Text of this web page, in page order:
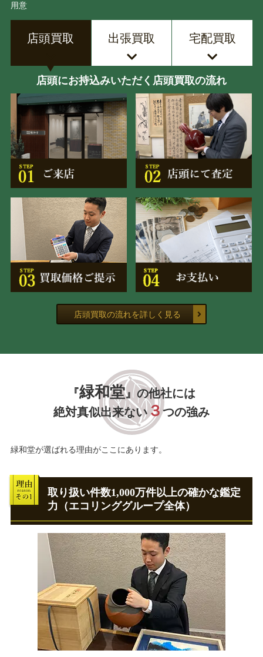
用意
店頭買取 出張買取 宅配買取
店頭にお持込みいただく店頭買取の流れ
店頭買取の流れを詳しく見る
『緑和堂』の他社には
絶対真似出来ない ３つの強み
緑和堂が選ばれる理由がここにあります。
取り扱い件数1,000万件以上の確かな鑑定
力（エコリンググループ全体）